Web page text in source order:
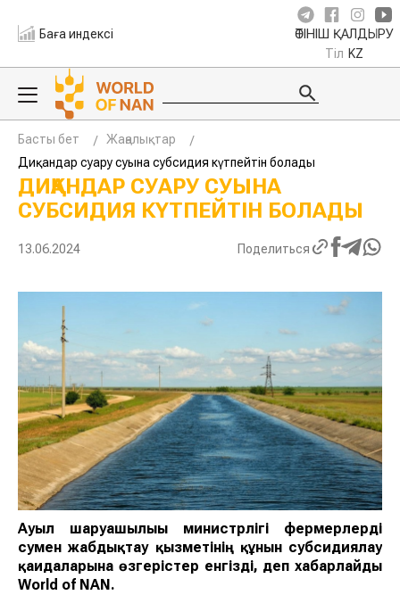
Баға индексі ӨТІНІШ ҚАЛДЫРУ
Тіл KZ
Басты бет
Жаңалықтар
Диқандар суару суына субсидия күтпейтін болады
ДИҚАНДАР СУАРУ СУЫНА
СУБСИДИЯ КҮТПЕЙТІН БОЛАДЫ
13.06.2024 Поделиться
Ауыл шаруашылығы министрлігі фермерлерді
сумен жабдықтау қызметінің құнын субсидиялау
қағидаларына өзгерістер енгізді, деп хабарлайды
World of NAN.